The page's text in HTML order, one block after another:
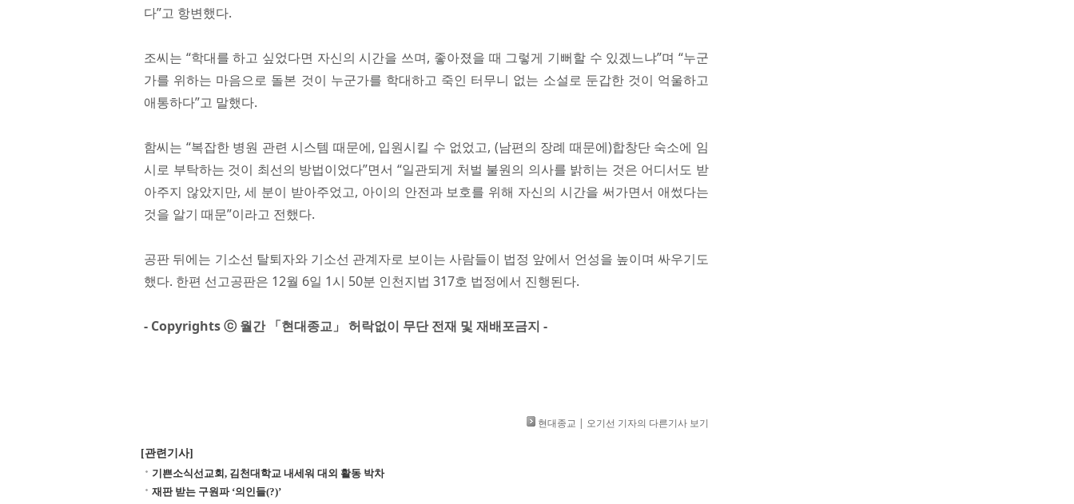
다”고 항변했다.
조씨는 “학대를 하고 싶었다면 자신의 시간을 쓰며, 좋아졌을 때 그렇게 기뻐할 수 있겠느냐”며 “누군
가를 위하는 마음으로 돌본 것이 누군가를 학대하고 죽인 터무니 없는 소설로 둔갑한 것이 억울하고
애통하다”고 말했다.
함씨는 “복잡한 병원 관련 시스템 때문에, 입원시킬 수 없었고, (남편의 장례 때문에)합창단 숙소에 임
시로 부탁하는 것이 최선의 방법이었다”면서 “일관되게 처벌 불원의 의사를 밝히는 것은 어디서도 받
아주지 않았지만, 세 분이 받아주었고, 아이의 안전과 보호를 위해 자신의 시간을 써가면서 애썼다는
것을 알기 때문”이라고 전했다.
공판 뒤에는 기소선 탈퇴자와 기소선 관계자로 보이는 사람들이 법정 앞에서 언성을 높이며 싸우기도
했다. 한편 선고공판은 12월 6일 1시 50분 인천지법 317호 법정에서 진행된다.
- Copyrights ⓒ 월간 「현대종교」 허락없이 무단 전재 및 재배포금지 -
현대종교 | 오기선 기자의 다른기사 보기
[관련기사]
기쁜소식선교회, 김천대학교 내세워 대외 활동 박차
재판 받는 구원파 ‘의인들(?)’